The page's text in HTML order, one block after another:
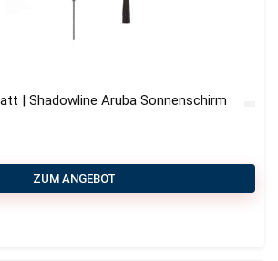
| Shadowline Aruba Sonnenschirm
ZUM ANGEBOT